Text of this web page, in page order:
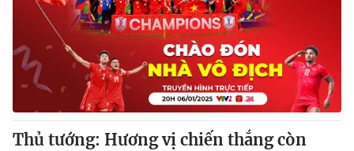
Thủ tướng: Hương vị chiến thắng còn